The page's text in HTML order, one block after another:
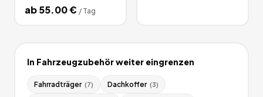
ab55.00€ / Tag
In Fahrzeugzubehörweiter eingrenzen
Fahrradträger (7) Dachkoffer (3)